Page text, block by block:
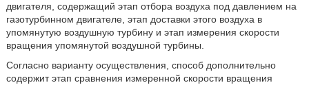
двигателя, содержащий этап отбора воздуха под давлением на
газотурбинном двигателе, этап доставки этого воздуха в
упомянутую воздушную турбину и этап измерения скорости
вращения упомянутой воздушной турбины.
Согласно варианту осуществления, способ дополнительно
содержит этап сравнения измеренной скорости вращения